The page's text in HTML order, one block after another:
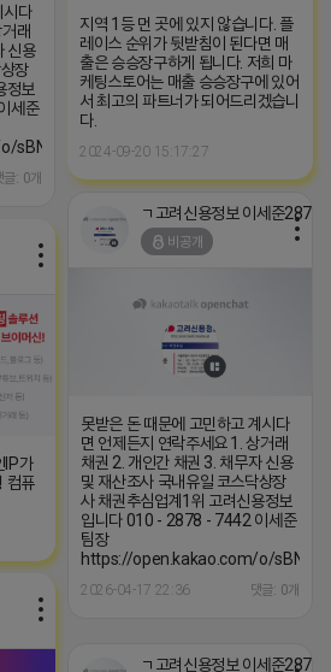
시다
래
신용
장
정보
세준
sBNzrmNh
글: 0개
지역 1등 먼 곳에 있지 않습니다. 플
레이스 순위가 뒷받침이 된다면 매
출은 승승장구하게 됩니다. 저희 마
케팅스토어는 매출 승승장구에 있어
서 최고의 파트너가 되어드리겠습니
다.
2024-09-20 15:17:27
비공개
못받은 돈 때문에 고민하고 계시다
면 언제든지 연락주세요 1. 상거래
채권 2. 개인간 채권 3. 채무자 신용
및 재산조사 국내유일 코스닥상장
사 채권추심업계1위 고려신용정보
입니다 010 - 2878 - 7442 이세준
팀장
https://open.kakao.com/o/
2026-04-17 22:36 댓글: 0개
IP가
컴퓨